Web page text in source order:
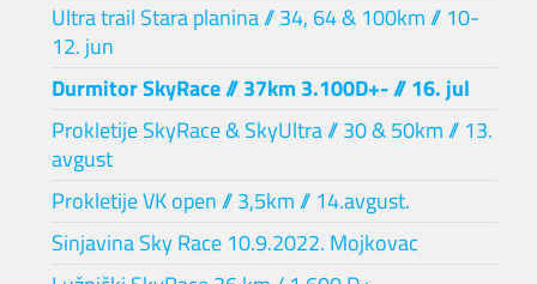
Ultra trail Stara planina // 34, 64 & 100km // 10-
12. jun
Durmitor SkyRace // 37km 3.100D+- // 16. jul
Prokletije SkyRace & SkyUltra // 30 & 50km // 13.
avgust
Prokletije VK open // 3,5km // 14.avgust.
Sinjavina Sky Race 10.9.2022. Mojkovac